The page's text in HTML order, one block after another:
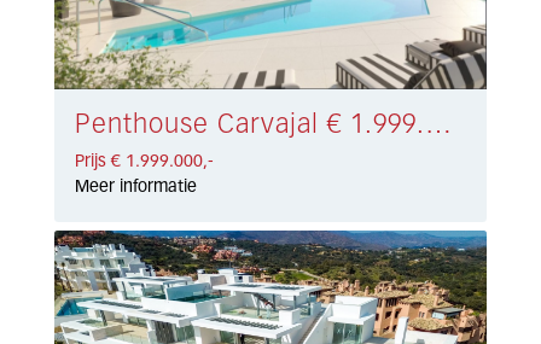
Penthouse Carvajal € 1.999.000,-
Prijs € 1.999.000,-
Meer informatie